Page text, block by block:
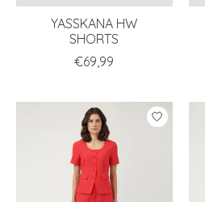
YASSKANA HW
SHORTS
€69,99